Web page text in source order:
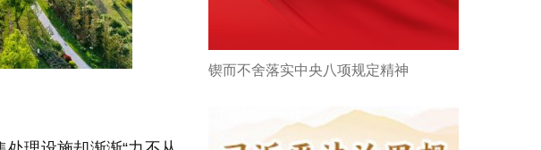
锲而不舍落实中央八项规定精神